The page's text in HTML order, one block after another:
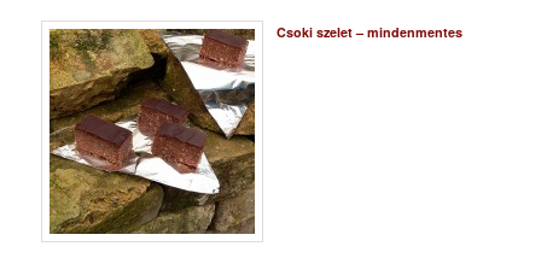
Csoki szelet – mindenmentes